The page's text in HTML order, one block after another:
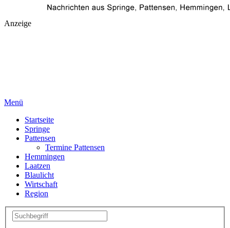
Anzeige
Menü
Startseite
Springe
Pattensen
Termine Pattensen
Hemmingen
Laatzen
Blaulicht
Wirtschaft
Region